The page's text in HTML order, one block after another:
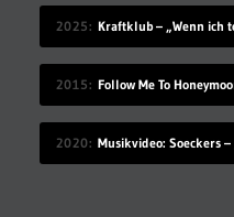
2025
2015 Follow Me To
2020 Musikvideo: Soeckers